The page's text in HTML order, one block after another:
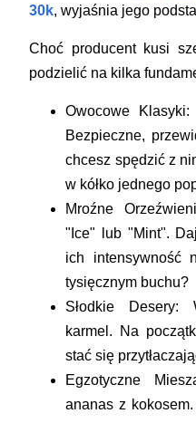
30k, wyjaśnia jego
Choć producent kusi
podzielić na kilka
Owocowe Klasyki:
Bezpieczne,
chcesz spędzić z
w kółko jednego
Mroźne
"Ice" lub "Mint".
ich intensywność
tysięcznym buchu?
Słodkie Desery:
karmel. Na
stać się
Egzotyczne
ananas z